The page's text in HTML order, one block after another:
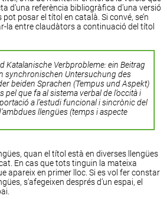
d’una referència bibliogràfica d’una versió
posar el títol en català. Si convé, se’n
la entre claudàtors a continuació del títol
Katalanische Verbprobleme: ein Beitrag
synchronischen Untersuchung des
beiden Sprachen (Tempus und Aspekt)
pel que fa al sistema verbal de l’occità i
a l’estudi funcional i sincrònic del
llengües (temps i aspecte
quan el títol està en diverses llengües
En cas que tots tinguin la mateixa
apareix en primer lloc. Si es vol fer constar
s’afegeixen després d’un espai, el